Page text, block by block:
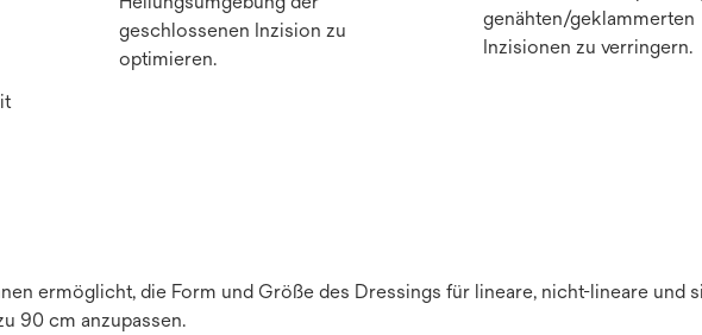
geschlossenen Inzision zu
optimieren.
genähten/geklammerten
Inzisionen zu verringern.
ermöglicht, die Form und Größe des Dressings für lineare, nicht-lineare und
90 cm anzupassen.